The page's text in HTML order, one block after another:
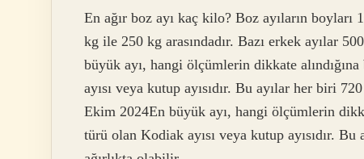
En ağır boz ayı kaç kilo? Boz ayıların boyları
kg ile 250 kg arasındadır. Bazı erkek ayılar
büyük ayı, hangi ölçümlerin dikkate
ayısı veya kutup ayısıdır. Bu ayılar her biri
Ekim 2024En büyük ayı, hangi ölçümlerin
türü olan Kodiak ayısı veya kutup ayısıdır.